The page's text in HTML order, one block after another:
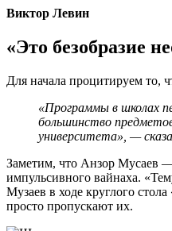
Виктор Левин
«Это безобразие
Для начала процитируем то,
«Программы в школах
большинство
университета», —
Заметим, что Анзор Мусаев —
импульсивного вайнаха.
Музаев в ходе круглого
просто пропускают их.